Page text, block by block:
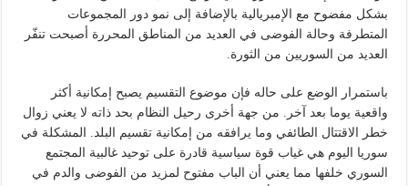
بشكل مفضوح مع الإمبريالية بالإضافة إلى نمو دور المجموعات
المتطرفة وحالة الفوضى في العديد من المناطق المحررة أصبحت تنفّر
العديد من السوريين من الثورة.
باستمرار الوضع على حاله فإن موضوع التقسيم يصبح إمكانية أكثر
واقعية يوما بعد آخر. من جهة أخرى رحيل النظام بحد ذاته لا يعني زوال
خطر الاقتتال الطائفي وما يرافقه من إمكانية تقسيم البلد. المشكلة في
سوريا اليوم هي غياب قوة سياسية قادرة على توحيد غالبية المجتمع
السوري خلفها مما يعني أن الباب مفتوح لمزيد من الفوضى والدم في